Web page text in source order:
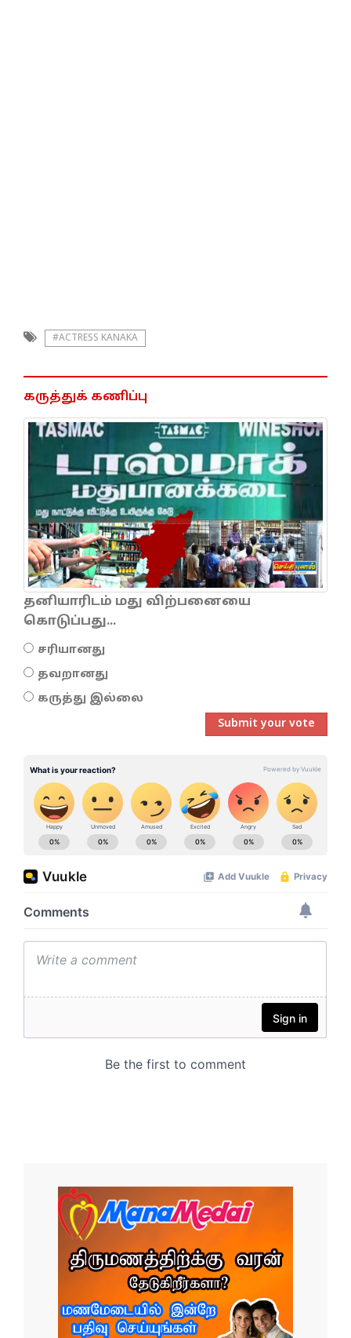
#ACTRESS KANAKA
கருத்துக் கணிப்பு
தனியாரிடம் மது விற்பனையை
கொடுப்பது...
சரியானது
தவறானது
கருத்து இல்லை
Submit your vote